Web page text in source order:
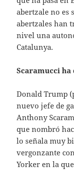
abertzale no es
abertzales han
nivel una
Catalunya.
Scaramucci ha
Donald Trump
nuevo jefe de
Anthony
que nombró
lo señala muy
vergonzante
Yorker en la